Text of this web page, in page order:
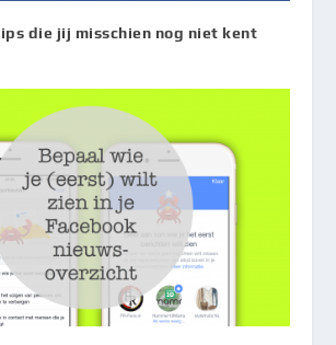
die jij misschien nog niet kent